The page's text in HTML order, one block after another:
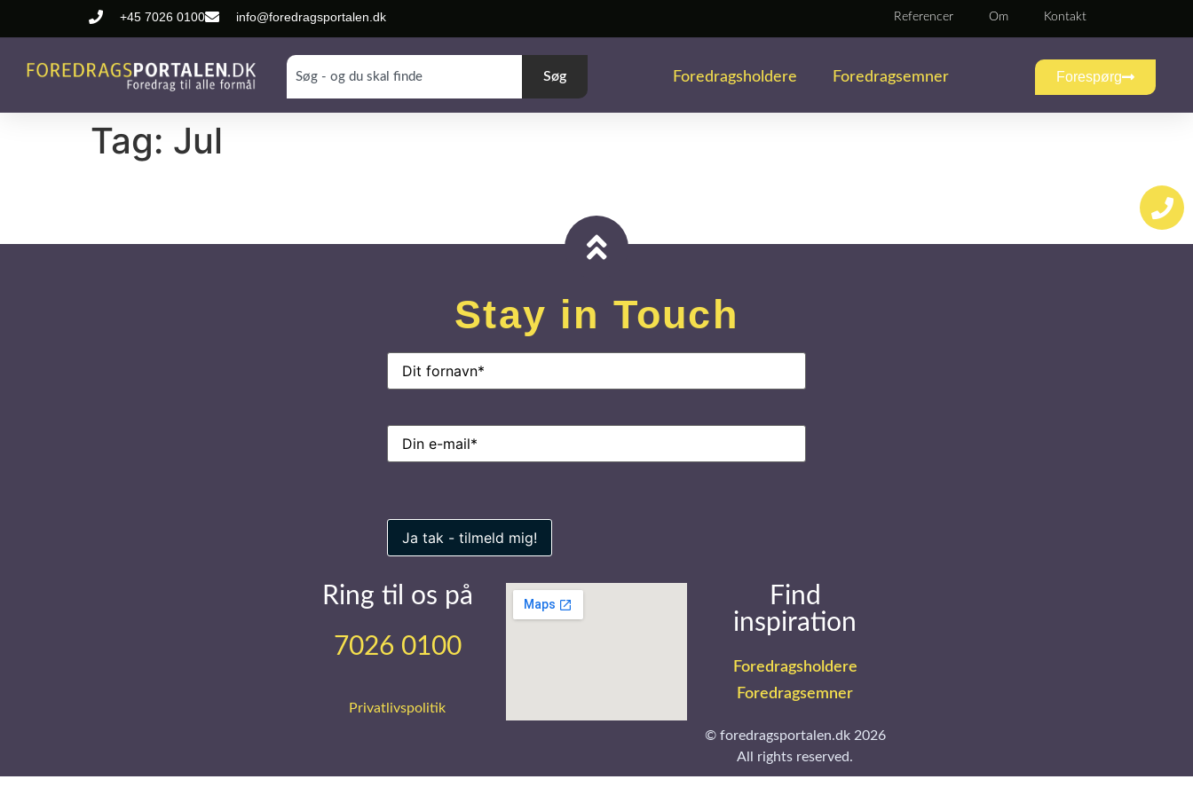
+45 7026 0100 info@foredragsportalen.dk Referencer Om Kontakt
Søg Foredragsholdere Foredragsemner Forespørg
Tag: Jul
Stay in Touch
Navn (Påkrævet)
E-
mail(Påkrævet)
Ring til os på
7026 0100
Privatlivspolitik
Find
inspiration
Foredragsholdere
Foredragsemner
© foredragsportalen.dk 2026
All rights reserved.